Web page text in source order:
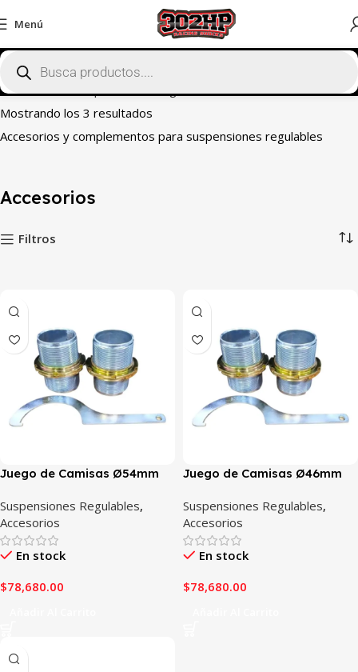
Menú
Inicio Tienda Suspensiones Regulables Accesorios
Mostrando los 3 resultados
Accesorios y complementos para suspensiones regulables
Accesorios
Filtros
Juego de Camisas Ø54mm
Suspensiones Regulables,
Accesorios
En stock
$78,680.00
Juego de Camisas Ø46mm
Suspensiones Regulables,
Accesorios
En stock
$78,680.00